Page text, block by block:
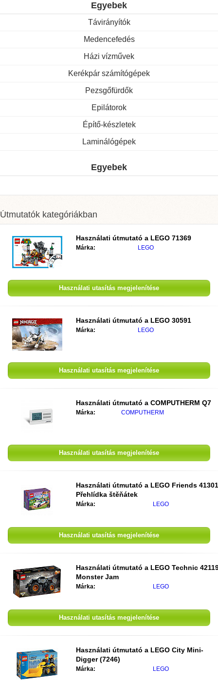
Egyebek
Távirányítók
Medencefedés
Házi vízművek
Kerékpár számítógépek
Pezsgőfürdők
Epilátorok
Építő-készletek
Laminálógépek
Egyebek
Útmutatók kategóriákban
Használati útmutató a LEGO 71369
Márka: LEGO
Használati utasítás megjelenítése
Használati útmutató a LEGO 30591
Márka: LEGO
Használati utasítás megjelenítése
Használati útmutató a COMPUTHERM Q7
Márka: COMPUTHERM
Használati utasítás megjelenítése
Használati útmutató a LEGO Friends 41301
Přehlídka štěňátek
Márka: LEGO
Használati utasítás megjelenítése
Használati útmutató a LEGO Technic
Monster Jam
Márka: LEGO
Használati utasítás megjelenítése
Használati útmutató a LEGO City Mini-
Digger (7246)
Márka: LEGO